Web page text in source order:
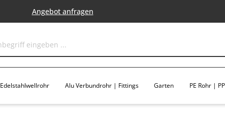
Angebot anfragen
Edelstahlwellrohr Alu Verbundrohr | Fittings Garten PE Rohr |